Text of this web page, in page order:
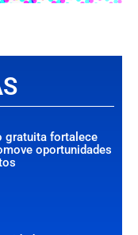
gratuita fortalece
oportunidades